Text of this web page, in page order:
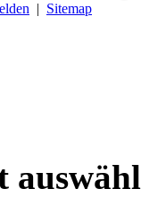
| Sitemap